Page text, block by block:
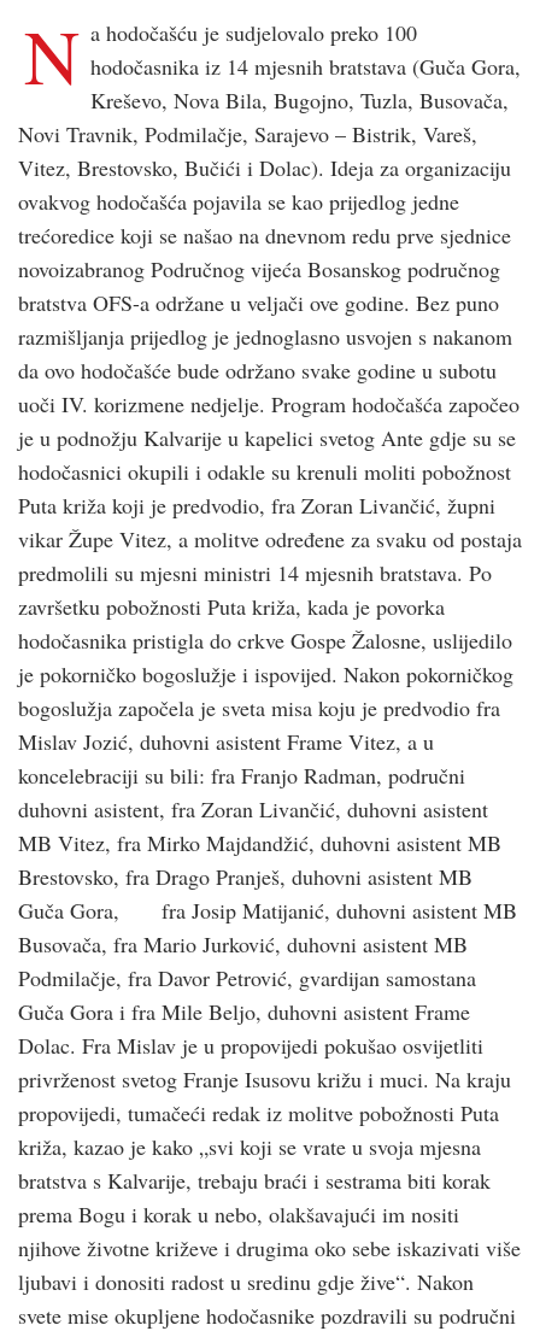
N a hodočašću je sudjelovalo preko 100
hodočasnika iz 14 mjesnih bratstava (Guča Gora,
Kreševo, Nova Bila, Bugojno, Tuzla, Busovača,
Novi Travnik, Podmilačje, Sarajevo – Bistrik, Vareš,
Vitez, Brestovsko, Bučići i Dolac). Ideja za organizaciju
ovakvog hodočašća pojavila se kao prijedlog jedne
trećoredice koji se našao na dnevnom redu prve sjednice
novoizabranog Područnog vijeća Bosanskog područnog
bratstva OFS-a održane u veljači ove godine. Bez puno
razmišljanja prijedlog je jednoglasno usvojen s nakanom
da ovo hodočašće bude održano svake godine u subotu
uoči IV. korizmene nedjelje. Program hodočašća započeo
je u podnožju Kalvarije u kapelici svetog Ante gdje su se
hodočasnici okupili i odakle su krenuli moliti pobožnost
Puta križa koji je predvodio, fra Zoran Livančić, župni
vikar Župe Vitez, a molitve određene za svaku od postaja
predmolili su mjesni ministri 14 mjesnih bratstava. Po
završetku pobožnosti Puta križa, kada je povorka
hodočasnika pristigla do crkve Gospe Žalosne, uslijedilo
je pokorničko bogoslužje i ispovijed. Nakon pokorničkog
bogoslužja započela je sveta misa koju je predvodio fra
Mislav Jozić, duhovni asistent Frame Vitez, a u
koncelebraciji su bili: fra Franjo Radman, područni
duhovni asistent, fra Zoran Livančić, duhovni asistent
MB Vitez, fra Mirko Majdandžić, duhovni asistent MB
Brestovsko, fra Drago Pranješ, duhovni asistent MB
Guča Gora, fra Josip Matijanić, duhovni asistent MB
Busovača, fra Mario Jurković, duhovni asistent MB
Podmilačje, fra Davor Petrović, gvardijan samostana
Guča Gora i fra Mile Beljo, duhovni asistent Frame
Dolac. Fra Mislav je u propovijedi pokušao osvijetliti
privrženost svetog Franje Isusovu križu i muci. Na kraju
propovijedi, tumačeći redak iz molitve pobožnosti Puta
križa, kazao je kako „svi koji se vrate u svoja mjesna
bratstva s Kalvarije, trebaju braći i sestrama biti korak
prema Bogu i korak u nebo, olakšavajući im nositi
njihove životne križeve i drugima oko sebe iskazivati više
ljubavi i donositi radost u sredinu gdje žive“. Nakon
svete mise okupljene hodočasnike pozdravili su područni